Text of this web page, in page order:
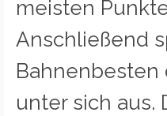
meisten
Anschließend
Bahnenbesten
unter sich aus.